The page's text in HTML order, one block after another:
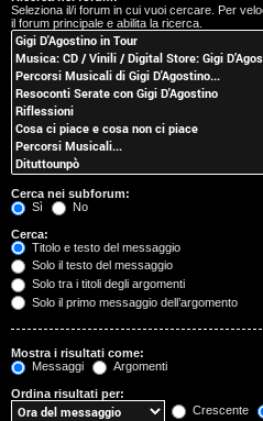
s
e
n
z
a
r
i
s
p
o
s
Seleziona il/i forum in cui vuoi cercare. Per
il forum principale e abilita la ricerca.
Cerca nei subforum:
Sì
No
Cerca:
Titolo e testo del messaggio
Solo il testo del messaggio
Solo tra i titoli degli argomenti
Solo il primo messaggio dell’argomento
Mostra i risultati come:
Messaggi
Argomenti
Ordina risultati per:
Crescente